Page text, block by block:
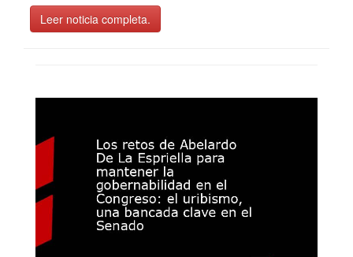
Leer noticia completa.